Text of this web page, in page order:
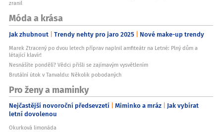
zranil
Móda a krása
Jak zhubnout Trendy nehty pro jaro 2025 Nové make-up trendy
Marek Ztracený po dvou letech příprav naplnil amfiteátr na Letné: Plný dům a
létající klavír!
Nesnášíte pondělí? Vědci přišli se zajímavým vysvětlením
Brutální útok v Tanvaldu: Několik pobodaných
Pro ženy a maminky
Nejčastější novoroční předsevzetí Miminko a mráz Jak vybírat
letní dovolenou
Okurková limonáda